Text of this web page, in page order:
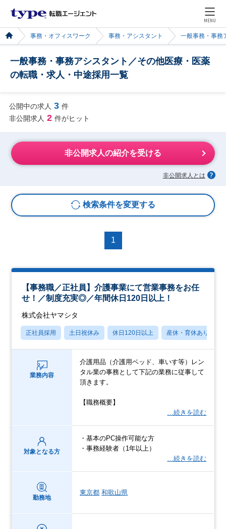
MENU
事務・オフィスワーク 事務・アシスタント 一般事務・事務
一般事務・事務アシスタント／その他医療・医薬
の転職・求人・中途採用一覧
公開中の求人 3 件
非公開求人 2 件がヒット
非公開求人の紹介を受ける
非公開求人とは
検索条件を変更する
1
【事務職／正社員】介護事業にて営業事務をお任
せ！／制度充実◎／年間休日120日以上！
株式会社ヤマシタ
正社員採用 土日祝休み 休日120日以上 産休・育休あり
業務内容
介護用品（介護用ベッド、車いす等）レン
タル業の事務として下記の業務に従事して
頂きます。
【職務概要】
…続きを読む
対象となる方
・基本のPC操作可能な方
・事務経験者（1年以上）
…続きを読む
勤務地
東京都 和歌山県